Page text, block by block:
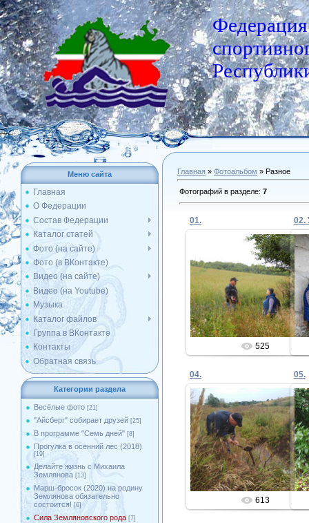
Федерация
Меню сайта
Главная
О Федерации
Состав Федерации
Каталог статей
Фото (на сайте)
Фото (в ВКонтакте)
Видео (на сайте)
Видео (на Youtube)
Музыка
Каталог файлов
Группа в ВКонтакте
Контакты
Обратная связь
Категории раздела
Весёлые фото [21]
"Айсберг" собирает друзей [25]
В программе "Семь дней" [8]
Прогулка в осенний лес (2018)
[19]
Делайте жизнь с Михаила
Землянова [13]
Марш-бросок (2020) на родину
Землянова обязательно
состоится! [6]
Сила Земляновского рода [7]
Главная » Фотоальбом » Разное
Фотографий в разделе: 7
01.
27.08.2020
Admin
525
02.
04.
27.08.2020
Admin
613
05.